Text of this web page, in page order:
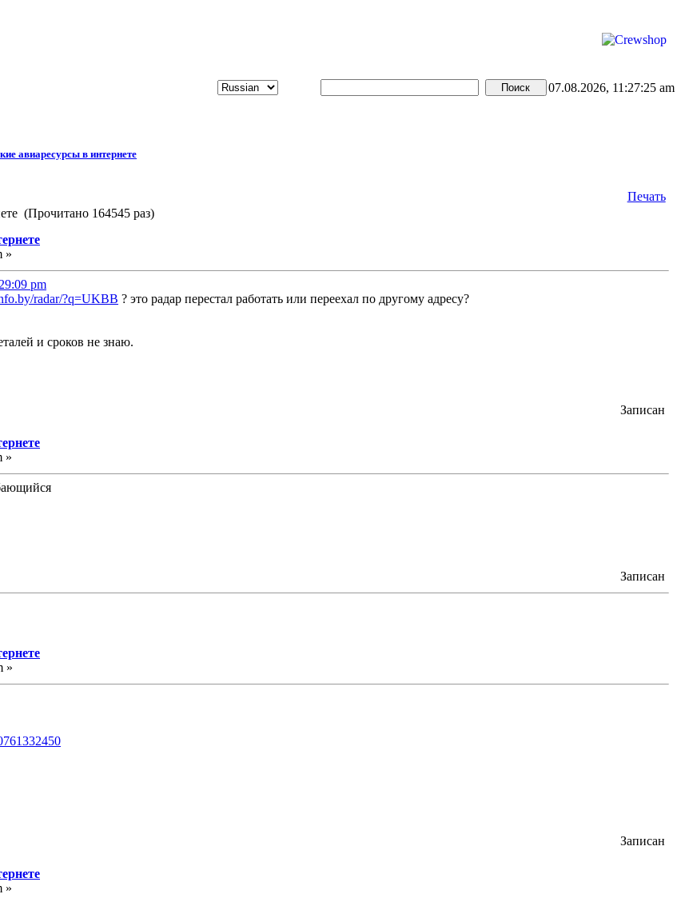
07.08.2026, 11:27:25 am
авиаресурсы в интернете
Печать
(Прочитано 164545 раз)
»
pm
radar/?q=UKBB ? это радар перестал работать или переехал по другому адресу?
и сроков не знаю.
Записан
»
Записан
»
Записан
»